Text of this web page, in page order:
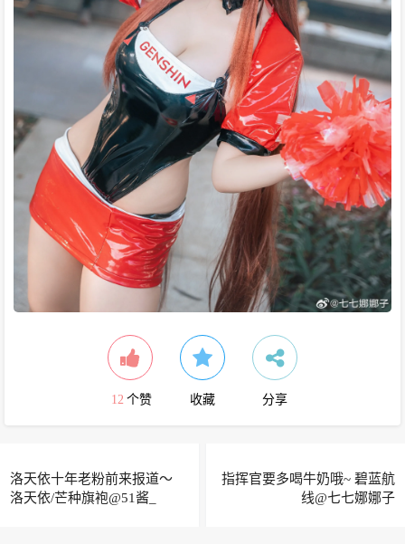
12 个赞 收藏 分享
洛天依十年老粉前来报道～
洛天依/芒种旗袍@51酱_
指挥官要多喝牛奶哦~ 碧蓝航
线@七七娜娜子